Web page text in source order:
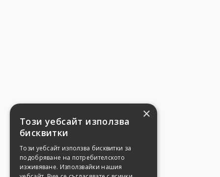
×
Този уебсайт използва
бисквитки
Този уебсайт използва бисквитки за
подобряване на потребителското
изживяване. Използвайки нашия